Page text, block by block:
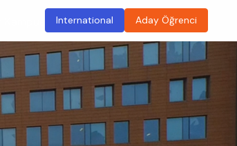
International Aday Öğrenci